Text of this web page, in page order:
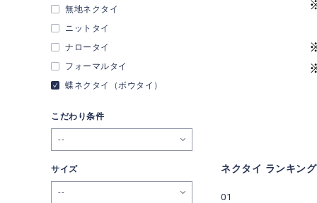
ネクタイ ランキング
01
無地ネクタイ
ニットタイ
ナロータイ
フォーマルタイ
蝶ネクタイ（ボウタイ）
こだわり条件
--
サイズ
--